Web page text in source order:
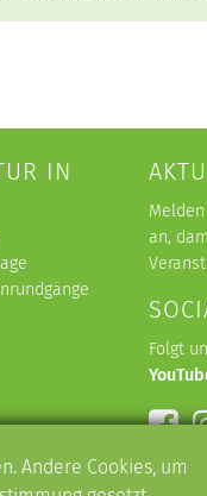
IN
an,
Folgt
Andere Cookies, um